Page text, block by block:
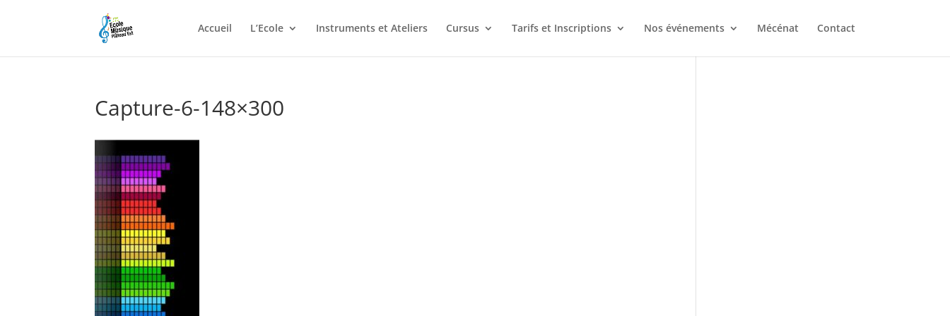
Accueil L’Ecole Instruments et Ateliers Cursus Tarifs et Inscriptions Nos événements Mécénat Contact
Capture-6-148×300